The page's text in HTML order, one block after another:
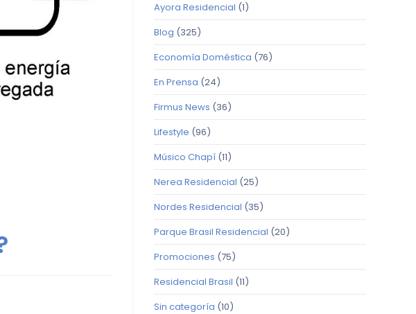
Ayora Residencial (1)
Blog (325)
Economía Doméstica (76)
En Prensa (24)
Firmus News (36)
Lifestyle (96)
Músico Chapí (11)
Nerea Residencial (25)
Nordes Residencial (35)
Parque Brasil Residencial (20)
Promociones (75)
Residencial Brasil (11)
Sin categoría (10)